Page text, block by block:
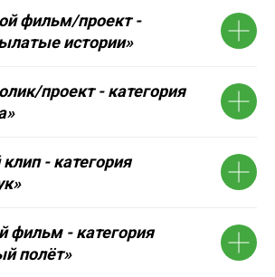
фильм/проект -
истории»
проект - категория
- категория
фильм - категория
полёт»